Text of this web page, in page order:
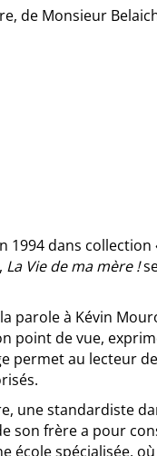
de Monsieur
dans collection
La Vie de ma mère !
parole à Kévin
point de vue,
permet au lecteur
une standardiste
son frère a pour
école spécialisée,